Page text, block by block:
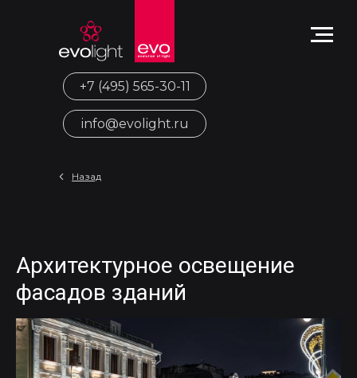
info@evolight.ru
+7 (495) 565-30-11
Назад
Архитектурное освещение
фасадов зданий